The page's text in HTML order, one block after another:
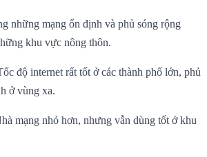
những mạng ổn định và phủ sóng rộng
khu vực nông thôn.
độ internet rất tốt ở các thành phố lớn, phủ
ở vùng xa.
mạng nhỏ hơn, nhưng vẫn dùng tốt ở khu